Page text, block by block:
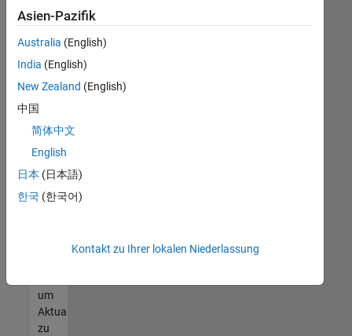
noch
keine
offenen
Stellen
können,
die
Ihren
entsprechen,
werden
unseres
um
Aktualisierungen
zu
Asien-Pazifik
Australia (English)
India (English)
New Zealand (English)
中国
简体中文
English
日本 (日本語)
한국 (한국어)
Kontakt zu Ihrer lokalen Niederlassung